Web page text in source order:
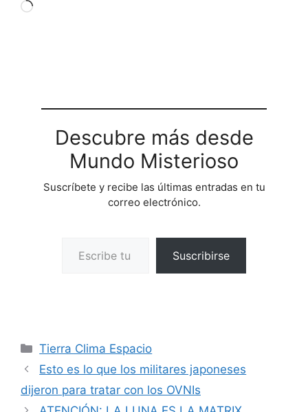
Cargando...
Descubre más desde
Mundo Misterioso
Suscríbete y recibe las últimas entradas en tu
correo electrónico.
Suscribirse
Categorías
Tierra Clima Espacio
Esto es lo que los militares japoneses
dijeron para tratar con los OVNIs